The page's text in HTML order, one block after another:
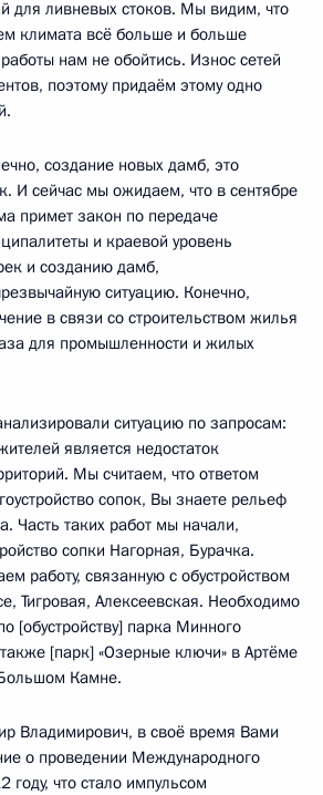
для ливневых стоков. Мы видим, что
климата всё больше и больше
нам не обойтись. Износ сетей
поэтому придаём этому одно
создание новых дамб, это
И сейчас мы ожидаем, что в сентябре
примет закон по передаче
и краевой уровень
и созданию дамб,
ситуацию. Конечно,
в связи со строительством жилья
для промышленности и жилых
ситуацию по запросам:
является недостаток
Мы считаем, что ответом
сопок, Вы знаете рельеф
Часть таких работ мы начали,
сопки Нагорная, Бурачка.
работу, связанную с обустройством
Тигровая, Алексеевская. Необходимо
[обустройству] парка Минного
[парк] «Озерные ключи» в Артёме
Камне.
Владимирович, в своё время Вами
о проведении Международного
что стало импульсом